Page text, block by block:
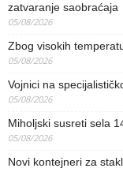
zatvaranje saobraćaja
05/08/2026
Zbog visokih
05/08/2026
Vojnici na
05/08/2026
Miholjski susreti sela
05/08/2026
Novi kontejneri za